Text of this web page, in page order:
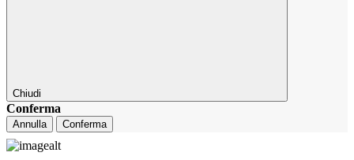
Chiudi
Conferma
Annulla Conferma